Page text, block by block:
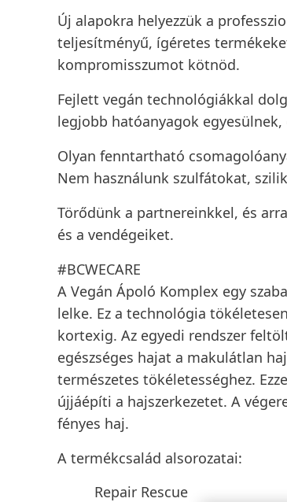
Új alapokra helyezzük a
teljesítményű, ígéretes
kompromisszumot kötnöd.
Fejlett vegán technológiákkal
legjobb hatóanyagok
Olyan fenntartható
Nem használunk szulfátokat,
Törődünk a partnereinkkel, és
és a vendégeiket.
#BCWECARE
A Vegán Ápoló Komplex egy
lelke. Ez a technológia
kortexig. Az egyedi rendszer
egészséges hajat a makulátlan
természetes tökéletességhez.
újjáépíti a hajszerkezetet. A
fényes haj.
A termékcsalád alsorozatai:
Repair Rescue